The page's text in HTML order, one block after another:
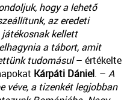
hogy a lehető
az eredeti
kellett
a tábort, amit
tudomásul– értékelte
Kárpáti Dániel. – A
véve, a tizenkét legjobban